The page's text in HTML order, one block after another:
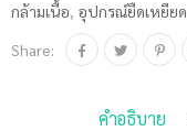
กล้ามเนื้อ, อุปกรณ์ยืดเหยียด
Share:
คำอธิบาย